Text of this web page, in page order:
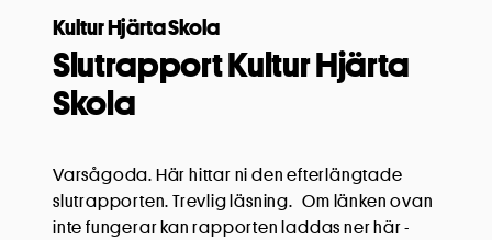
Kultur Hjärta Skola
Slutrapport Kultur Hjärta
Skola
Varsågoda. Här hittar ni den efterlängtade
slutrapporten. Trevlig läsning. Om länken ovan
inte fungerar kan rapporten laddas ner här -